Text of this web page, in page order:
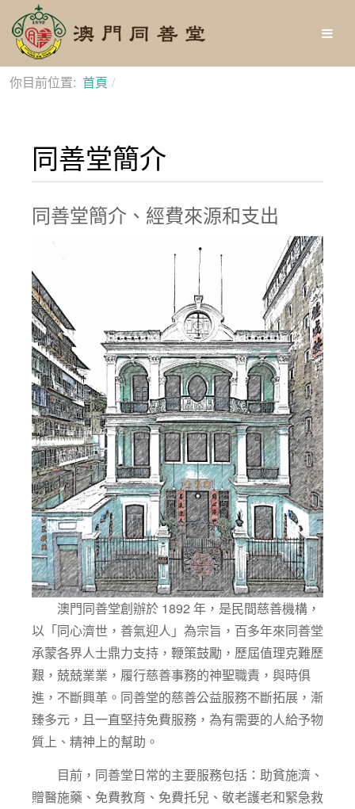
你目前位置: 首頁
同善堂簡介
同善堂簡介、經費來源和支出
澳門同善堂創辦於 1892 年，是民間慈善機構，
以「同心濟世，善氣迎人」為宗旨，百多年來同善堂
承蒙各界人士鼎力支持，鞭策鼓勵，歷屆值理克難歷
艱，兢兢業業，履行慈善事務的神聖職責，與時俱
進，不斷興革。同善堂的慈善公益服務不斷拓展，漸
臻多元，且一直堅持免費服務，為有需要的人給予物
質上、精神上的幫助。
目前，同善堂日常的主要服務包括：助貧施濟、
贈醫施藥、免費教育、免費托兒、敬老護老和緊急救